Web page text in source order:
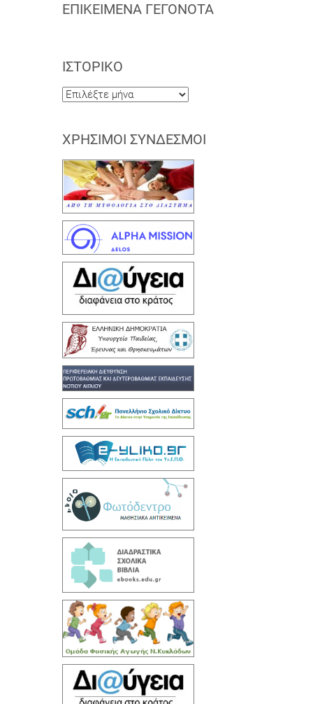
ΕΠΙΚΕΊΜΕΝΑ ΓΕΓΟΝΌΤΑ
ΙΣΤΟΡΙΚΌ
Ιστορικό
ΧΡΉΣΙΜΟΙ ΣΎΝΔΕΣΜΟΙ